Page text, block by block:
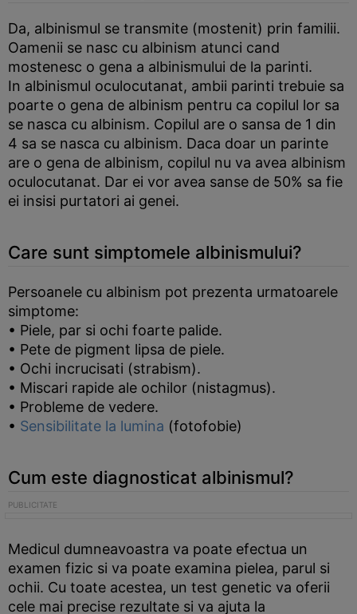
Da, albinismul se transmite (mostenit) prin familii.
Oamenii se nasc cu albinism atunci cand
mostenesc o gena a albinismului de la parinti.
In albinismul oculocutanat, ambii parinti trebuie sa
poarte o gena de albinism pentru ca copilul lor sa
se nasca cu albinism. Copilul are o sansa de 1 din
4 sa se nasca cu albinism. Daca doar un parinte
are o gena de albinism, copilul nu va avea albinism
oculocutanat. Dar ei vor avea sanse de 50% sa fie
ei insisi purtatori ai genei.
Care sunt simptomele albinismului?
Persoanele cu albinism pot prezenta urmatoarele
simptome:
• Piele, par si ochi foarte palide.
• Pete de pigment lipsa de piele.
• Ochi incrucisati (strabism).
• Miscari rapide ale ochilor (nistagmus).
• Probleme de vedere.
• Sensibilitate la lumina (fotofobie)
Cum este diagnosticat albinismul?
Medicul dumneavoastra va poate efectua un
examen fizic si va poate examina pielea, parul si
ochii. Cu toate acestea, un test genetic va oferii
cele mai precise rezultate si va ajuta la